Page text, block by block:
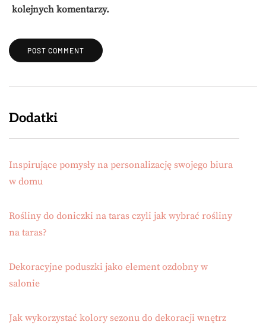
kolejnych komentarzy.
Dodatki
Inspirujące pomysły na personalizację swojego biura
w domu
Rośliny do doniczki na taras czyli jak wybrać rośliny
na taras?
Dekoracyjne poduszki jako element ozdobny w
salonie
Jak wykorzystać kolory sezonu do dekoracji wnętrz